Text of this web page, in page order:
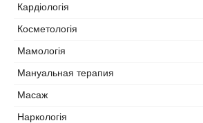
Кардіологія
Косметологія
Мамологія
Мануальная терапия
Масаж
Наркологія